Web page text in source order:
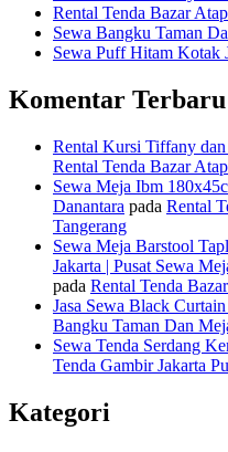
Rental Tenda Bazar
Sewa Bangku Taman
Sewa Puff Hitam Kotak
Komentar Terbaru
Rental Kursi Tiffany
Rental Tenda Bazar
Sewa Meja Ibm
Danantara pada Rental
Tangerang
Sewa Meja Barstool
Jakarta | Pusat Sewa
pada Rental Tenda
Jasa Sewa Black
Bangku Taman Dan
Sewa Tenda Serdang
Tenda Gambir Jakarta
Kategori